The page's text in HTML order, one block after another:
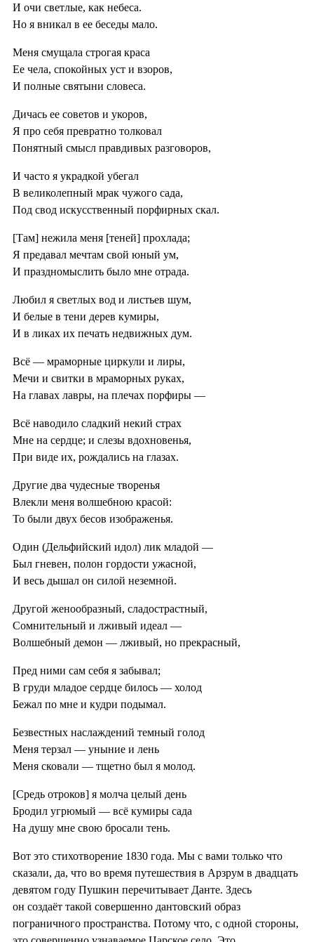
И очи светлые, как небеса.
Но я вникал в ее беседы мало.
Меня смущала строгая краса
Ее чела, спокойных уст и взоров,
И полные святыни словеса.
Дичась ее советов и укоров,
Я про себя превратно толковал
Понятный смысл правдивых разговоров,
И часто я украдкой убегал
В великолепный мрак чужого сада,
Под свод искусственный порфирных скал.
[Там] нежила меня [теней] прохлада;
Я предавал мечтам свой юный ум,
И праздномыслить было мне отрада.
Любил я светлых вод и листьев шум,
И белые в тени дерев кумиры,
И в ликах их печать недвижных дум.
Всё — мраморные циркули и лиры,
Мечи и свитки в мраморных руках,
На главах лавры, на плечах порфиры —
Всё наводило сладкий некий страх
Мне на сердце; и слезы вдохновенья,
При виде их, рождались на глазах.
Другие два чудесные творенья
Влекли меня волшебною красой:
То были двух бесов изображенья.
Один (Дельфийский идол) лик младой —
Был гневен, полон гордости ужасной,
И весь дышал он силой неземной.
Другой женообразный, сладострастный,
Сомнительный и лживый идеал —
Волшебный демон — лживый, но прекрасный,
Пред ними сам себя я забывал;
В груди младое сердце билось — холод
Бежал по мне и кудри подымал.
Безвестных наслаждений темный голод
Меня терзал — уныние и лень
Меня сковали — тщетно был я молод.
[Средь отроков] я молча целый день
Бродил угрюмый — всё кумиры сада
На душу мне свою бросали тень.
Вот это стихотворение 1830 года. Мы с вами только что
сказали, да, что во время путешествия в Арзрум в двадцать
девятом году Пушкин перечитывает Данте. Здесь
он создаёт такой совершенно дантовский образ
пограничного пространства. Потому что, с одной стороны,